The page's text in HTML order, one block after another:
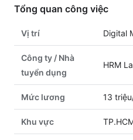
Tổng quan công việc
Vị trí Digital
Công ty / Nhà
tuyển dụng
HRM
Mức lương 13
Khu vực